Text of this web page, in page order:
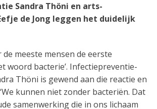
Sandra Thöni en arts-
de Jong leggen het duidelijk
de meeste mensen de eerste
woord bacterie’. Infectiepreventie-
Thöni is gewend aan die reactie en
kunnen niet zonder bacteriën. Dat
samenwerking die in ons lichaam